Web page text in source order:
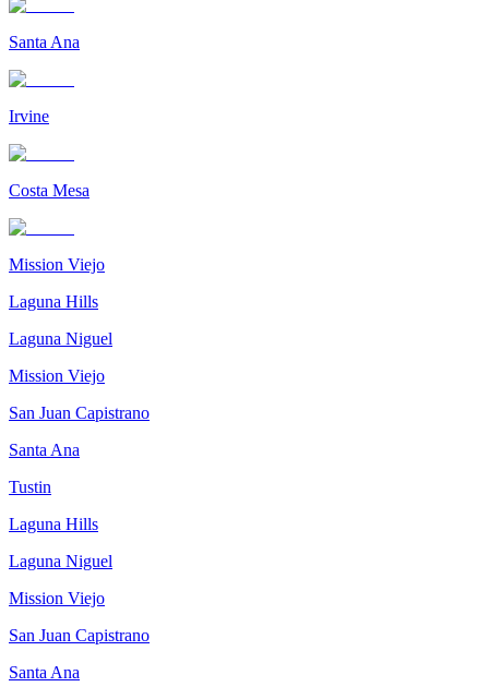
Santa Ana
Irvine
Costa Mesa
Mission Viejo
Laguna Hills
Laguna Niguel
Mission Viejo
San Juan Capistrano
Santa Ana
Tustin
Laguna Hills
Laguna Niguel
Mission Viejo
San Juan Capistrano
Santa Ana